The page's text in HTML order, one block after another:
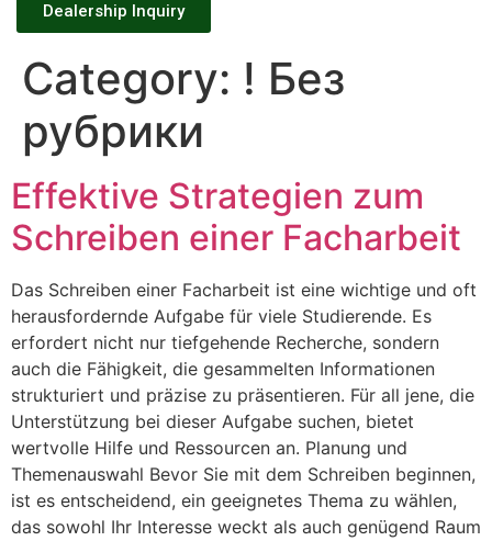
Dealership Inquiry
Category: ! Без
рубрики
Effektive Strategien zum
Schreiben einer Facharbeit
Das Schreiben einer Facharbeit ist eine wichtige und oft
herausfordernde Aufgabe für viele Studierende. Es
erfordert nicht nur tiefgehende Recherche, sondern
auch die Fähigkeit, die gesammelten Informationen
strukturiert und präzise zu präsentieren. Für all jene, die
Unterstützung bei dieser Aufgabe suchen, bietet
wertvolle Hilfe und Ressourcen an. Planung und
Themenauswahl Bevor Sie mit dem Schreiben beginnen,
ist es entscheidend, ein geeignetes Thema zu wählen,
das sowohl Ihr Interesse weckt als auch genügend Raum